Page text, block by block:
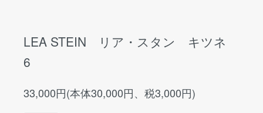
LEA STEIN リア・スタン キツネ
6
33,000円(本体30,000円、税3,000円)